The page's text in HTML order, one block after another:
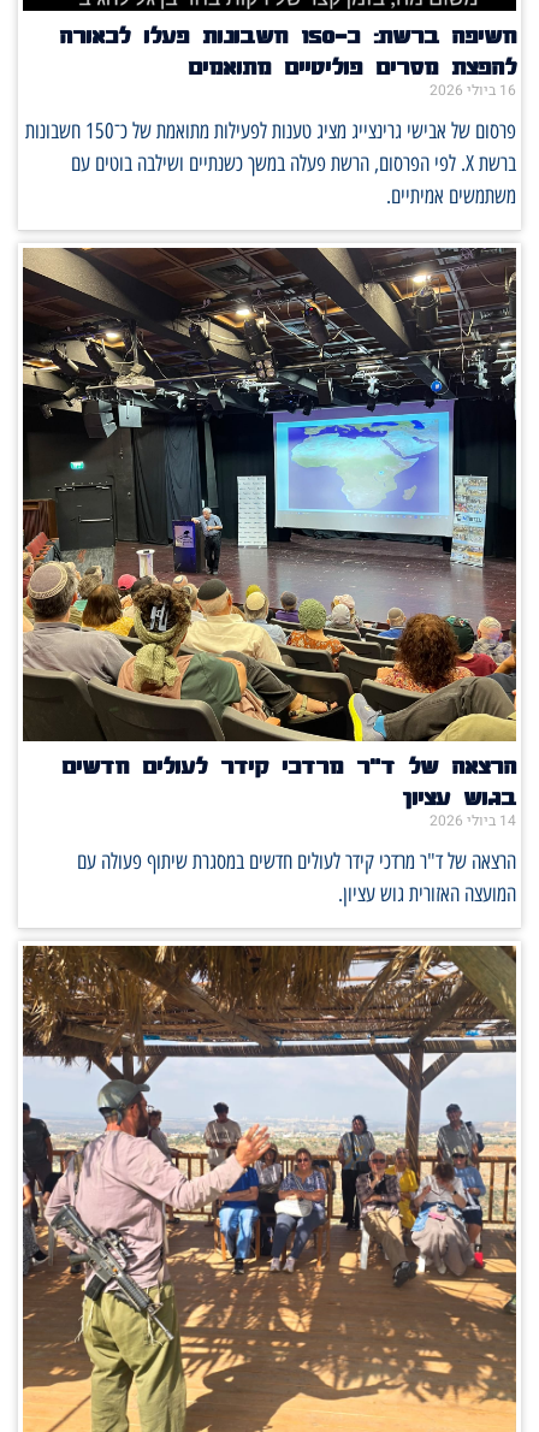
חשיפה ברשת: כ־150 חשבונות פעלו לכאורה
להפצת מסרים פוליטיים מתואמים
16 ביולי 2026
פרסום של אבישי גרינצייג מציג טענות לפעילות מתואמת של כ־150 חשבונות
ברשת X. לפי הפרסום, הרשת פעלה במשך כשנתיים ושילבה בוטים עם
משתמשים אמיתיים.
הרצאה של ד"ר מרדכי קידר לעולים חדשים
בגוש עציון
14 ביולי 2026
הרצאה של ד"ר מרדכי קידר לעולים חדשים במסגרת שיתוף פעולה עם
המועצה האזורית גוש עציון.